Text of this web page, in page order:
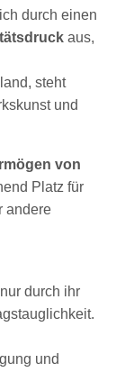
durch einen
aus,
steht
und
von
Platz für
andere
durch ihr
und